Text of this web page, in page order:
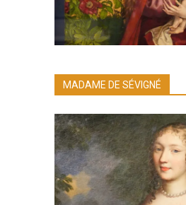
MADAME DE SÉVIGNÉ